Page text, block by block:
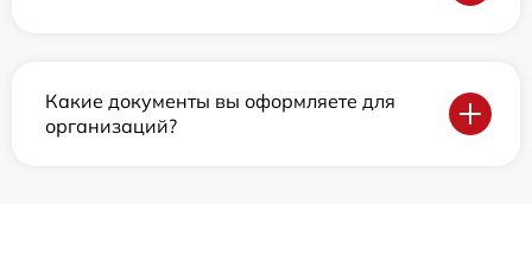
Какие документы вы оформляете для
организаций?